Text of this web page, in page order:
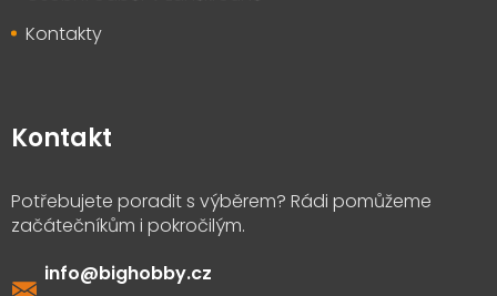
Kontakty
Kontakt
info@bighobby.cz